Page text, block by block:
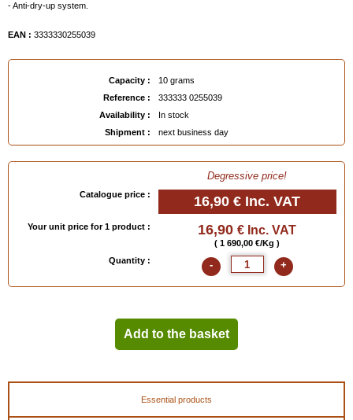
- Anti-dry-up system.
EAN : 3333330255039
Capacity :
10 grams
Reference :
333333 0255039
Availability :
In stock
Shipment :
next business day
Degressive price!
Catalogue price : 16,90 € Inc. VAT
Your unit price for 1 product : 16,90 € Inc. VAT
( 1 690,00 €/Kg )
Quantity :
- +
Add to the basket
Essential products